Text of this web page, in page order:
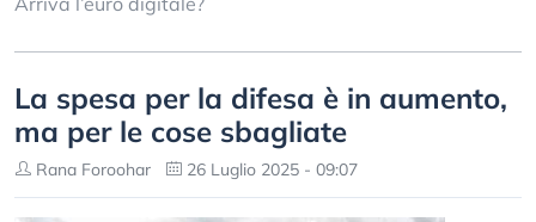
La spesa per la difesa è in aumento,
ma per le cose sbagliate
Rana Foroohar 26 Luglio 2025 - 09:07